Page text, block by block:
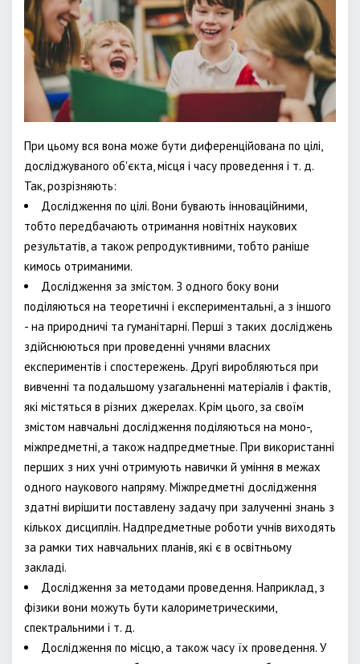
При цьому вся вона може бути диференційована по цілі,
досліджуваного об'єкта, місця і часу проведення і т. д.
Так, розрізняють:
Дослідження по цілі. Вони бувають інноваційними,
тобто передбачають отримання новітніх наукових
результатів, а також репродуктивними, тобто раніше
кимось отриманими.
Дослідження за змістом. З одного боку вони
поділяються на теоретичні і експериментальні, а з іншого
- на природничі та гуманітарні. Перші з таких досліджень
здійснюються при проведенні учнями власних
експериментів і спостережень. Другі виробляються при
вивченні та подальшому узагальненні матеріалів і фактів,
які містяться в різних джерелах. Крім цього, за своїм
змістом навчальні дослідження поділяються на моно-,
міжпредметні, а також надпредметные. При використанні
перших з них учні отримують навички й уміння в межах
одного наукового напряму. Міжпредметні дослідження
здатні вирішити поставлену задачу при залученні знань з
кількох дисциплін. Надпредметные роботи учнів виходять
за рамки тих навчальних планів, які є в освітньому
закладі.
Дослідження за методами проведення. Наприклад, з
фізики вони можуть бути калориметрическими,
спектральними і т. д.
Дослідження по місцю, а також часу їх проведення. У